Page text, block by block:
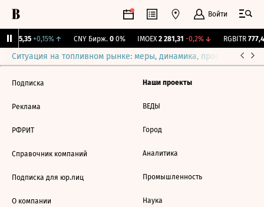
Войти
115,35 +0,15%↑ CNY Бирж. 0 0% IMOEX 2 281,31 -0,2%↓ RGBITR
Ситуация на топливном рынке: меры, динамика, прогнозы
Подписка
Реклама
РФРИТ
Справочник компаний
Подписка для юр.лиц
О компании
Наши проекты
ВЕДЫ
Город
Аналитика
Промышленность
Наука